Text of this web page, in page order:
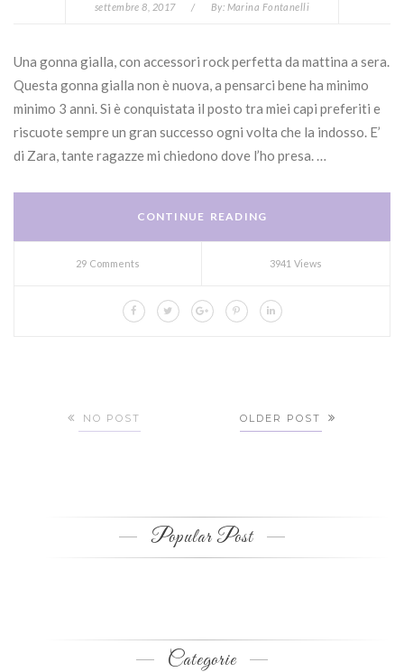
settembre 8, 2017 / By: Marina Fontanelli
Una gonna gialla, con accessori rock perfetta da mattina a sera.
Questa gonna gialla non è nuova, a pensarci bene ha minimo
minimo 3 anni. Si è conquistata il posto tra miei capi preferiti e
riscuote sempre un gran successo ogni volta che la indosso. E’
di Zara, tante ragazze mi chiedono dove l’ho presa. …
CONTINUE READING
29 Comments 3941 Views
NO POST OLDER POST
Popular Post
Categorie